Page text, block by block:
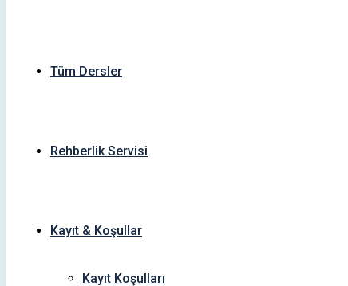
Tüm Dersler
Rehberlik Servisi
Kayıt & Koşullar
Kayıt Koşulları